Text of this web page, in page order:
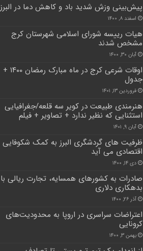
پیش‌بینی وزش شدید باد و کاهش دما در البرز
اسفند ۸, ۱۴۰۰
هیات رییسه شورای اسلامی شهرستان کرج
مشخص شدند
آبان ۳۰, ۱۴۰۰
اوقات شرعی کرج در ماه مبارک رمضان ۱۴۰۰ +
جدول
فروردین ۱۳, ۱۴۰۱
هنرمندی طبیعت در کویر سه قلعه/جغرافیایی
استثنایی که نظیر ندارد + تصاویر + فیلم
آبان ۹, ۱۴۰۱
ظرفیت های گردشگری البرز به کمک شکوفایی
اقتصادی می آید
دی ۱۴, ۱۴۰۰
صادرات به کشورهای همسایه، تجارت ریالی با
بدهکاری دلاری
آذر ۲۶, ۱۴۰۰
اعتراضات سراسری در اروپا به محدودیت‌های
کرونایی
بهمن ۳, ۱۴۰۰